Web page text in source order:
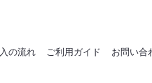
の流れ ご利用ガイド お問い合